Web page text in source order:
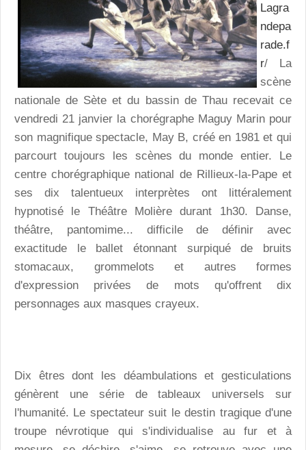
Lagra
ndepa
rade.f
r/ La
scène
nationale de Sète et du bassin de Thau recevait ce
vendredi 21 janvier la chorégraphe Maguy Marin pour
son magnifique spectacle, May B, créé en 1981 et qui
parcourt toujours les scènes du monde entier. Le
centre chorégraphique national de Rillieux-la-Pape et
ses dix talentueux interprètes ont littéralement
hypnotisé le Théâtre Molière durant 1h30. Danse,
théâtre, pantomime... difficile de définir avec
exactitude le ballet étonnant surpiqué de bruits
stomacaux, grommelots et autres formes
d'expression privées de mots qu'offrent dix
personnages aux masques crayeux.
Dix êtres dont les déambulations et gesticulations
génèrent une série de tableaux universels sur
l'humanité. Le spectateur suit le destin tragique d'une
troupe névrotique qui s'individualise au fur et à